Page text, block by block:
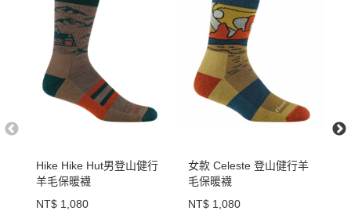
Hike Hike Hut男登山健行
羊毛保暖襪
NT$ 1,080
女款 Celeste 登山健行羊
毛保暖襪
NT$ 1,080